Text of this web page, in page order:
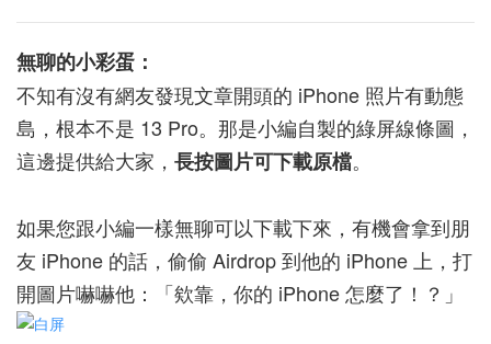
無聊的小彩蛋：
不知有沒有網友發現文章開頭的 iPhone 照片有動態
島，根本不是 13 Pro。那是小編自製的綠屏線條圖，
這邊提供給大家， 長按圖片可下載原檔。
如果您跟小編一樣無聊可以下載下來，有機會拿到朋
友 iPhone 的話，偷偷 Airdrop 到他的 iPhone 上，打
開圖片嚇嚇他：「欸靠，你的 iPhone 怎麼了！？」